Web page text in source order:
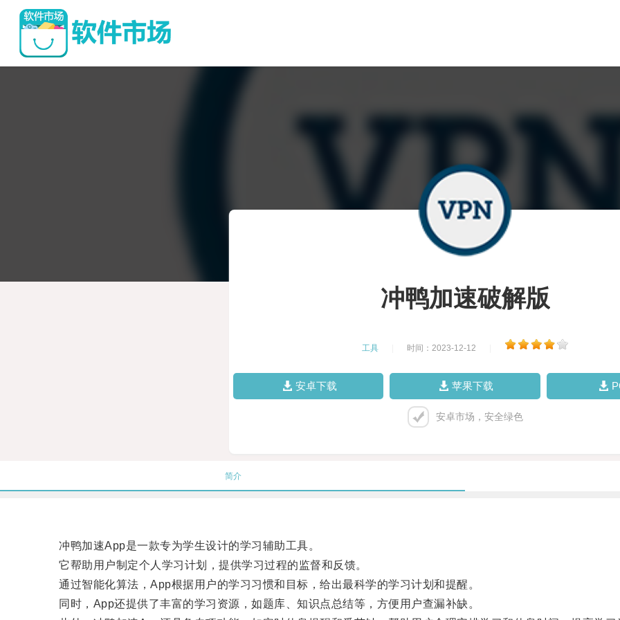
冲鸭加速破解版
工具 时间：2023-12-12
安卓下载 苹果下载
安卓市场，安全绿色
简介
冲鸭加速App是一款专为学生设计的学习辅助工具。
它帮助用户制定个人学习计划，提供学习过程的监督和反馈。
通过智能化算法，App根据用户的学习习惯和目标，给出最科学的学习计划和提醒。
同时，App还提供了丰富的学习资源，如题库、知识点总结等，方便用户查漏补缺。